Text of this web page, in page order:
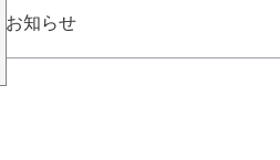
お知らせ